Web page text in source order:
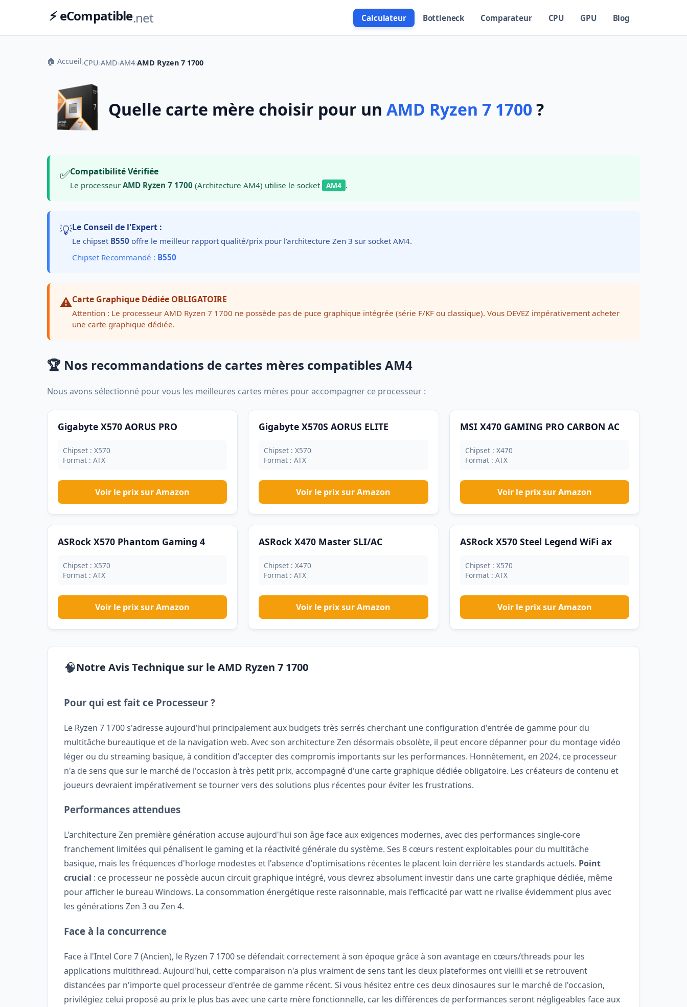
⚡ eCompatible.net Calculateur Bottleneck Comparateur CPU GPU Blog
🏠 Accueil›CPU›AMD›AM4›AMD Ryzen 7 1700
Quelle carte mère choisir pour un AMD Ryzen 7 1700?
✅Compatibilité Vérifiée
Le processeur AMD Ryzen 7 1700 (Architecture AM4) utilise le socket AM4 .
💡Le Conseil de l'Expert :
Le chipset B550 offre le meilleur rapport qualité/prix pour l'architecture Zen 3 sur socket AM4.
Chipset Recommandé : B550
⚠️Carte Graphique Dédiée OBLIGATOIRE
Attention : Le processeur AMD Ryzen 7 1700 ne possède pas de puce graphique intégrée (série F/KF ou classique). Vous DEVEZ impérativement acheter
une carte graphique dédiée.
🏆 Nos recommandations de cartes mères compatibles AM4
Nous avons sélectionné pour vous les meilleures cartes mères pour accompagner ce processeur :
Gigabyte X570 AORUS PRO
Chipset : X570
Format : ATX
Voir le prix sur Amazon
Gigabyte X570S AORUS ELITE
Chipset : X570
Format : ATX
Voir le prix sur Amazon
MSI X470 GAMING PRO CARBON AC
Chipset : X470
Format : ATX
Voir le prix sur Amazon
ASRock X570 Phantom Gaming 4
Chipset : X570
Format : ATX
Voir le prix sur Amazon
ASRock X470 Master SLI/AC
Chipset : X470
Format : ATX
Voir le prix sur Amazon
ASRock X570 Steel Legend WiFi ax
Chipset : X570
Format : ATX
Voir le prix sur Amazon
🧠Notre Avis Technique sur le AMD Ryzen 7 1700
Pour qui est fait ce Processeur ?
Le Ryzen 7 1700 s'adresse aujourd'hui principalement aux budgets très serrés cherchant une configuration d'entrée de gamme pour du
multitâche bureautique et de la navigation web. Avec son architecture Zen désormais obsolète, il peut encore dépanner pour du montage vidéo
léger ou du streaming basique, à condition d'accepter des compromis importants sur les performances. Honnêtement, en 2024, ce processeur
n'a de sens que sur le marché de l'occasion à très petit prix, accompagné d'une carte graphique dédiée obligatoire. Les créateurs de contenu et
joueurs devraient impérativement se tourner vers des solutions plus récentes pour éviter les frustrations.
Performances attendues
L'architecture Zen première génération accuse aujourd'hui son âge face aux exigences modernes, avec des performances single-core
franchement limitées qui pénalisent le gaming et la réactivité générale du système. Ses 8 cœurs restent exploitables pour du multitâche
basique, mais les fréquences d'horloge modestes et l'absence d'optimisations récentes le placent loin derrière les standards actuels. Point
crucial : ce processeur ne possède aucun circuit graphique intégré, vous devrez absolument investir dans une carte graphique dédiée, même
pour afficher le bureau Windows. La consommation énergétique reste raisonnable, mais l'efficacité par watt ne rivalise évidemment plus avec
les générations Zen 3 ou Zen 4.
Face à la concurrence
Face à l'Intel Core 7 (Ancien), le Ryzen 7 1700 se défendait correctement à son époque grâce à son avantage en cœurs/threads pour les
applications multithread. Aujourd'hui, cette comparaison n'a plus vraiment de sens tant les deux plateformes ont vieilli et se retrouvent
distancées par n'importe quel processeur d'entrée de gamme récent. Si vous hésitez entre ces deux dinosaures sur le marché de l'occasion,
privilégiez celui proposé au prix le plus bas avec une carte mère fonctionnelle, car les différences de performances seront négligeables face aux